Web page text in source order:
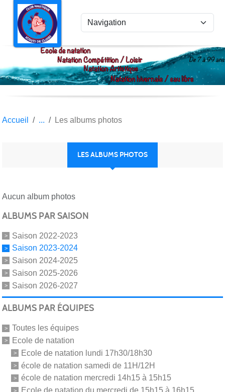
Accueil Les albums photos
LES ALBUMS PHOTOS
Aucun album photos
ALBUMS PAR SAISON
Saison 2022-2023
Saison 2023-2024
Saison 2024-2025
Saison 2025-2026
Saison 2026-2027
ALBUMS PAR ÉQUIPES
Toutes les équipes
Ecole de natation
Ecole de natation lundi 17h30/18h30
école de natation samedi de 11H/12H
école de natation mercredi 14h15 à 15h15
Ecole de natation du mercredi de 15h15 à 16h15
Panneau de gestion des cookies